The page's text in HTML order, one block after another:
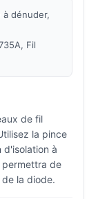
à dénuder,
Fil
de fil
la pince
d'isolation à
permettra de
la diode.